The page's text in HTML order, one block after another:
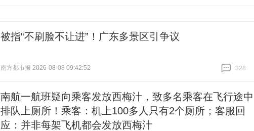
被指“不刷脸不让进”！广东多景区引争议
南方都市报 2026-08-08 09:42:52
328
南航一航班疑向乘客发放西梅汁，致多名乘客在飞行途中
排队上厕所！乘客：机上100多人只有2个厕所；客服回
应：并非每架飞机都会发放西梅汁